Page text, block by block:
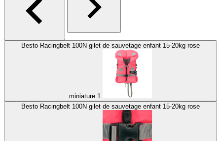
Besto Racingbelt 100N gilet de sauvetage enfant 15-20kg rose
miniature 1
Besto Racingbelt 100N gilet de sauvetage enfant 15-20kg rose